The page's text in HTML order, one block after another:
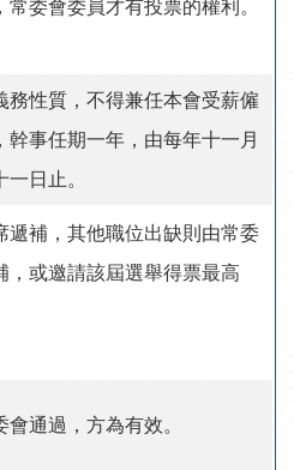
委會委員才有投票的權利。
務性質，不得兼任本會受薪僱
幹事任期一年，由每年十一月
日止。
遞補，其他職位出缺則由常委
，或邀請該屆選舉得票最高
通過，方為有效。